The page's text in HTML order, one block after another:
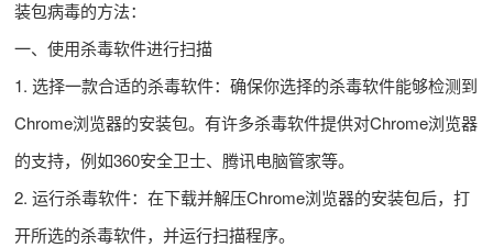
装包病毒的方法：
一、使用杀毒软件进行扫描
1. 选择一款合适的杀毒软件：确保你选择的杀毒软件能够检测到
Chrome浏览器的安装包。有许多杀毒软件提供对Chrome浏览器
的支持，例如360安全卫士、腾讯电脑管家等。
2. 运行杀毒软件：在下载并解压Chrome浏览器的安装包后，打
开所选的杀毒软件，并运行扫描程序。